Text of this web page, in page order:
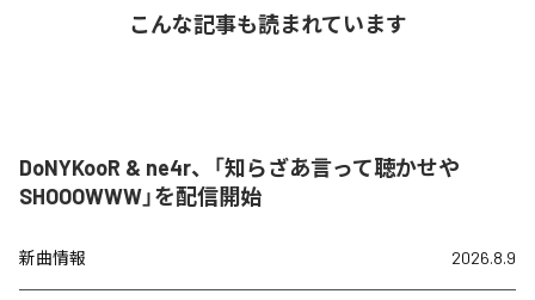
こんな記事も読まれています
DoNYKooR & ne4r、「知らざあ言って聴かせや
SHOOOWWW」を配信開始
新曲情報 2026.8.9